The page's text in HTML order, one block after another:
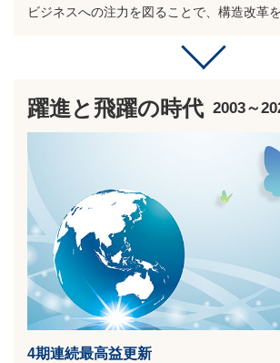
ビジネスへの注力を図ることで、構造改革
躍進と飛躍の時代 2003～
4期連続最高益更新